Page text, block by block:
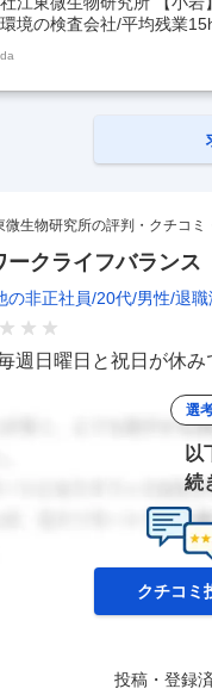
境の検査会社/平均残業
歓迎/創業70年・医療と
研修業務未経験歓迎／
社員数1000名規模／地
に強い】 ■業務内容： 本
微生物研究所の評判・クチコミ
ークライフバランス
の非正社員 20代 男性 退職
週日曜日と祝日が休
選
以
続
クチコミ
投稿・登録